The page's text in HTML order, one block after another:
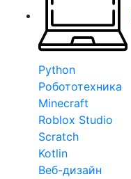
Python
Робототехника
Minecraft
Roblox Studio
Scratch
Kotlin
Веб-дизайн